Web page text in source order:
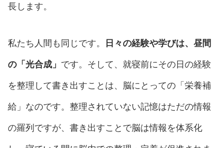
長します。
私たち人間も同じです。 日々の経験や学びは、昼間
の「光合成」 です。そして、就寝前にその日の経験
を整理して書き出すことは、脳にとっての「栄養補
給」なのです。整理されていない記憶はただの情報
の羅列ですが、書き出すことで脳は情報を体系化